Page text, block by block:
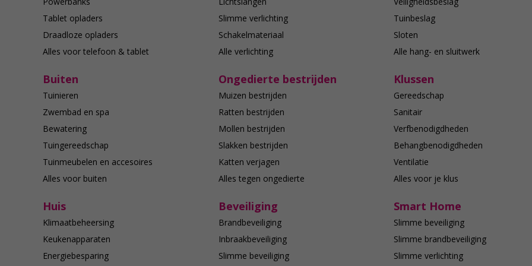
Tablet opladers
Draadloze opladers
Alles voor telefoon & tablet
Slimme verlichting
Schakelmateriaal
Alle verlichting
Tuinbeslag
Sloten
Alle hang- en sluitwerk
Buiten
Tuinieren
Zwembad en spa
Bewatering
Tuingereedschap
Tuinmeubelen en accesoires
Alles voor buiten
Ongedierte bestrijden
Muizen bestrijden
Ratten bestrijden
Mollen bestrijden
Slakken bestrijden
Katten verjagen
Alles tegen ongedierte
Klussen
Gereedschap
Sanitair
Verfbenodigdheden
Behangbenodigdheden
Ventilatie
Alles voor je klus
Huis
Klimaatbeheersing
Keukenapparaten
Energiebesparing
Beveiliging
Brandbeveiliging
Inbraakbeveiliging
Slimme beveiliging
Smart Home
Slimme beveiliging
Slimme brandbeveiliging
Slimme verlichting